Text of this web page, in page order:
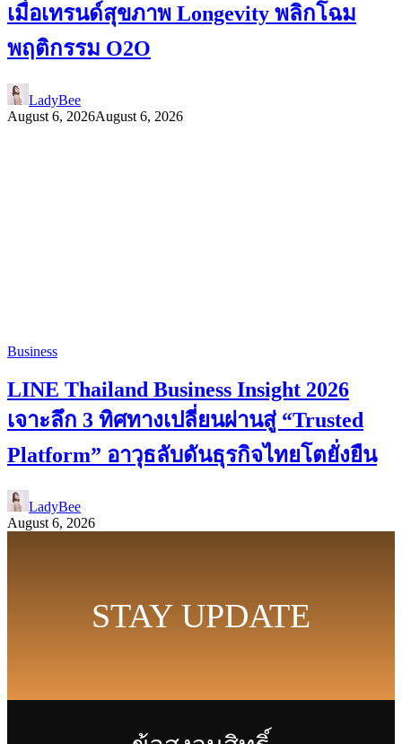
เมื่อเทรนด์สุขภาพ Longevity พลิกโฉม
พฤติกรรม O2O
LadyBee
August 6, 2026August 6, 2026
Business
LINE Thailand Business Insight 2026
เจาะลึก 3 ทิศทางเปลี่ยนผ่านสู่ “Trusted
Platform” อาวุธลับดันธุรกิจไทยโตยั่งยืน
LadyBee
August 6, 2026
STAY UPDATE